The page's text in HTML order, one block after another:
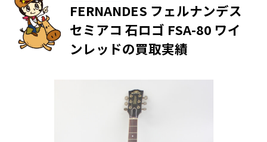
FERNANDES フェルナンデス
セミアコ 石ロゴ FSA-80 ワイ
ンレッドの買取実績